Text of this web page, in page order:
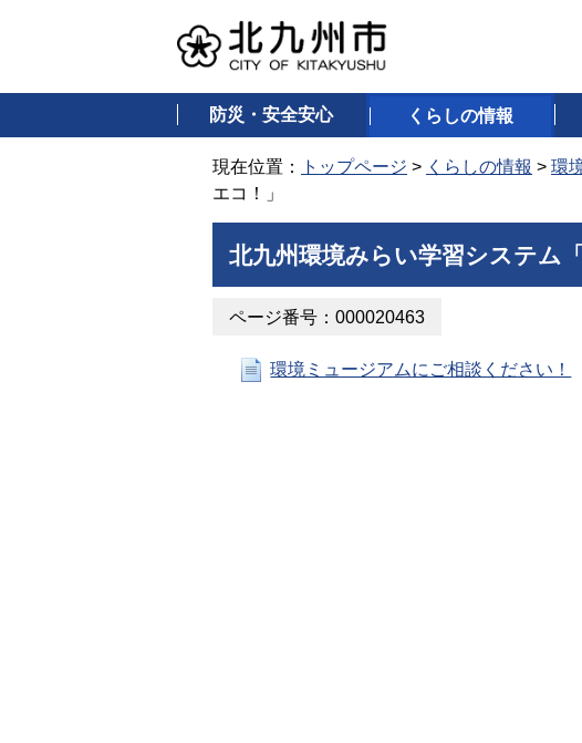
防災・安全安心 くらしの情報
現在位置： トップページ > くらしの情報 > 環
エコ！」
北九州環境みらい学習システム
ページ番号：000020463
環境ミュージアムにご相談ください！